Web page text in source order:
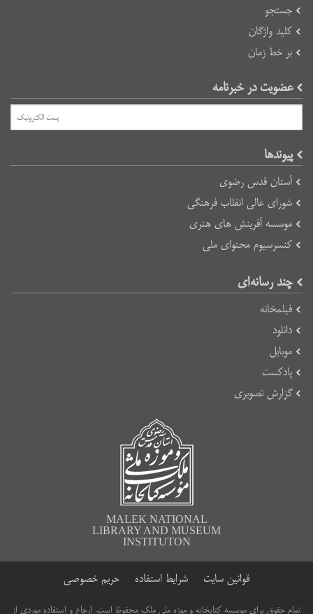
جستجو
کلید واژگان
بر خط زمان
عضویت در خبرنامه
پیوند‌ها
آستان قدس رضوی
شورای عالی انقلاب فرهنگی
موسسه آفرینش های هنری
کنسرسیوم محتوای ملی
چند رسانه‌ای
فیلمخانه
دانلود
موبایل
پادکست
گزارش تصویری
MALEK NATIONAL
LIBRARY AND MUSEUM
INSTITUTON
قوانین سایت شرایط استفاده حریم خصوصی
تمام حقوق برای موسسه کتابخانه و موزه ملی ملک محفوظ است. ارجاع و استفاده موردی از